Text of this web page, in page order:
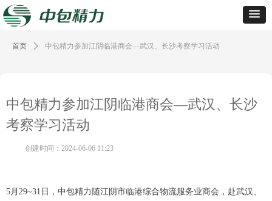
中包精力参加江阴临港商会—武汉、长沙
考察学习活动
5月29~31日，中包精力随江阴市临港综合物流服务业商会，赴武汉、
创建时间： 2024-06-06 11:23
首页 ꄲ 中包精力参加江阴临港商会—武汉、长沙考察学习活动